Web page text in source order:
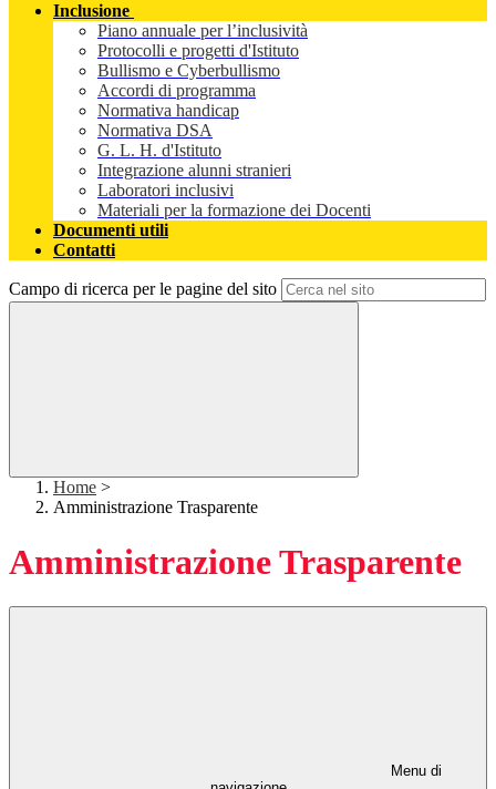
Inclusione
Piano annuale per l’inclusività
Protocolli e progetti d'Istituto
Bullismo e Cyberbullismo
Accordi di programma
Normativa handicap
Normativa DSA
G. L. H. d'Istituto
Integrazione alunni stranieri
Laboratori inclusivi
Materiali per la formazione dei Docenti
Documenti utili
Contatti
Campo di ricerca per le pagine del sito
Home >
Amministrazione Trasparente
Amministrazione Trasparente
Menu di